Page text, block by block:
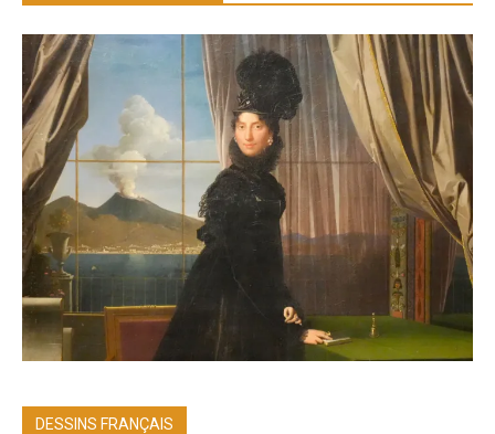
DESSINS FRANÇAIS